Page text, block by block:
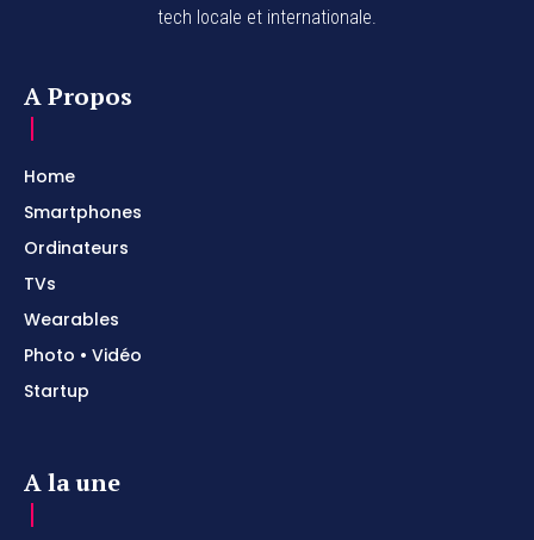
tech locale et internationale.
A Propos
Home
Smartphones
Ordinateurs
TVs
Wearables
Photo • Vidéo
Startup
A la une